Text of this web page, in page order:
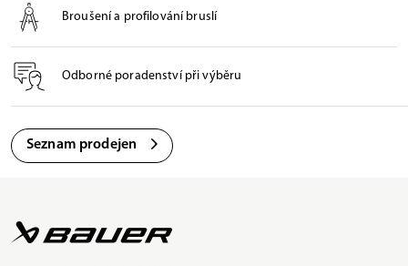
Broušení a profilování bruslí
Odborné poradenství při výběru
Seznam prodejen